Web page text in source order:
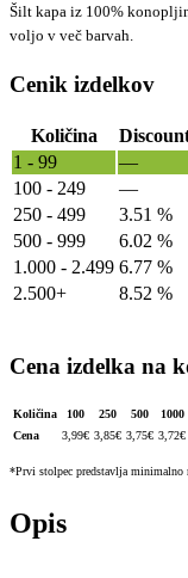
Šilt kapa iz 100%
voljo v več barvah.
Cenik izdelkov
Količina
1 - 99
—
100 - 249
—
250 - 499
3.51 %
500 - 999
6.02 %
1.000 - 2.499 6.77 %
2.500+
8.52 %
Cena izdelka na
Količina 100 250 500 1000
Cena
3,99€ 3,85€ 3,75€ 3,72€
*Prvi stolpec predstavlja minimalno
Opis